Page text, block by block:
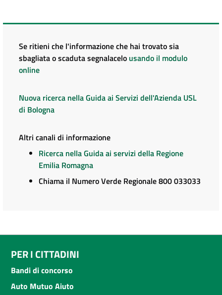
Se ritieni che l'informazione che hai trovato sia
sbagliata o scaduta segnalacelo usando il modulo
online
Nuova ricerca nella Guida ai Servizi dell'Azienda USL
di Bologna
Altri canali di informazione
Ricerca nella Guida ai servizi della Regione
Emilia Romagna
Chiama il Numero Verde Regionale 800 033033
PER I CITTADINI
Bandi di concorso
Auto Mutuo Aiuto